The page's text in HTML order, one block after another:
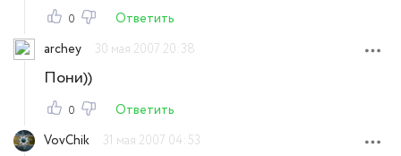
0
Ответить
archey
30 мая 2007 20:38
Пони))
0
Ответить
VovChik
31 мая 2007 04:53